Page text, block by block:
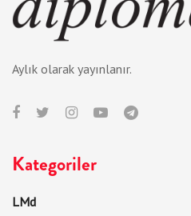
Aylık olarak yayınlanır.
Kategoriler
LMd